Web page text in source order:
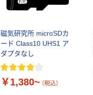
磁気研究所 microSDカ
ード Class10 UHS1 ア
ダプタなし
￥1,380~ （税込）